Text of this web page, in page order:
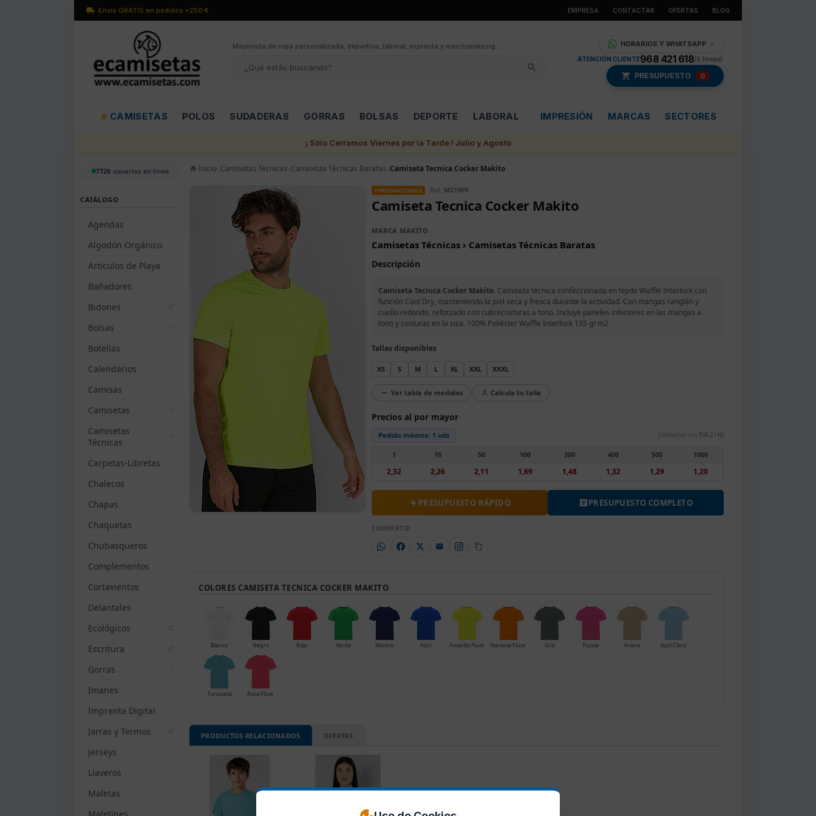
Envío GRATIS en pedidos +250 € EMPRESA CONTACTAR OFERTAS BLOG
Mayorísta de ropa personalizada, deportiva, laboral, imprenta y merchandising. HORARIOS Y WHATSAPP ▼
ATENCIÓN CLIENTE968 421 618(5 líneas)
PRESUPUESTO 0
CAMISETAS POLOS SUDADERAS GORRAS BOLSAS DEPORTE LABORAL IMPRESIÓN MARCAS SECTORES
¡ Sólo Cerramos Viernes por la Tarde ! Julio y Agosto
7720 usuarios en línea
CATÁLOGO
Agendas
Algodón Orgánico
Articulos de Playa
Bañadores
Bidones
Bolsas
Botellas
Calendarios
Camisas
Camisetas
Camisetas
Técnicas
Carpetas-Libretas
Chalecos
Chapas
Chaquetas
Chubasqueros
Complementos
Cortavientos
Delantales
Ecológicos
Escritura
Gorras
Imanes
Imprenta Digital
Jarras y Termos
Jerseys
Llaveros
Maletas
Maletines
Inicio Camisetas Técnicas Camisetas Técnicas Baratas Camiseta Tecnica Cocker Makito
PERSONALIZABLE Ref. M21909
Camiseta Tecnica Cocker Makito
MARCA MAKITO
Camisetas Técnicas › Camisetas Técnicas Baratas
Descripción
Camiseta Tecnica Cocker Makito. Camiseta técnica confeccionada en tejido Waffle Interlock con
función Cool Dry, manteniendo la piel seca y fresca durante la actividad. Con mangas ranglán y
cuello redondo, reforzado con cubrecosturas a tono. Incluye paneles inferiores en las mangas a
tono y costuras en la sisa. 100% Poliéster Waffle Interlock 135 g/ m2
Tallas disponibles
XS S M L XL XXL XXXL
Ver tabla de medidas Calcula tu talla
Precios al por mayor
Pedido mínimo: 1 uds (Unitarios sin IVA 21%)
1
2,32
10
2,26
50
2,11
100
1,69
200
1,48
400
1,32
500
1,29
1000
1,20
PRESUPUESTO RÁPIDO PRESUPUESTO COMPLETO
COMPARTIR
COLORES CAMISETA TECNICA COCKER MAKITO
Blanco Negro Rojo Verde Marino Azul Amarillo Fluor Naranja Fluor Gris Fucsia Arena Azul Claro
Turquesa Rosa Fluor
PRODUCTOS RELACIONADOS OFERTAS